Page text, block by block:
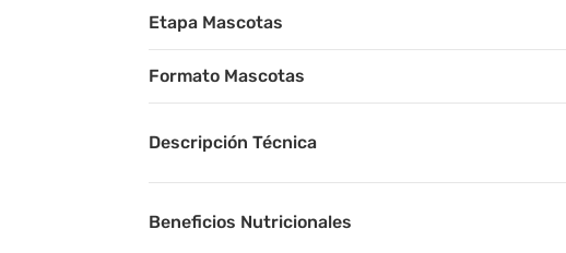
Etapa Mascotas
Formato Mascotas
Descripción Técnica
Beneficios Nutricionales